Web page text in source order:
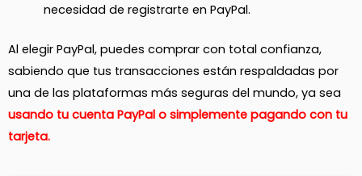
necesidad de registrarte en PayPal.
Al elegir PayPal, puedes comprar con total confianza,
sabiendo que tus transacciones están respaldadas por
una de las plataformas más seguras del mundo, ya sea
usando tu cuenta PayPal o simplemente pagando con tu
tarjeta.